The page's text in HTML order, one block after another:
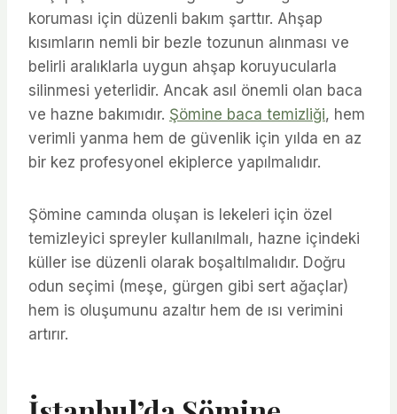
koruması için düzenli bakım şarttır. Ahşap
kısımların nemli bir bezle tozunun alınması ve
belirli aralıklarla uygun ahşap koruyucularla
silinmesi yeterlidir. Ancak asıl önemli olan baca
ve hazne bakımıdır. Şömine baca temizliği, hem
verimli yanma hem de güvenlik için yılda en az
bir kez profesyonel ekiplerce yapılmalıdır.
Şömine camında oluşan is lekeleri için özel
temizleyici spreyler kullanılmalı, hazne içindeki
küller ise düzenli olarak boşaltılmalıdır. Doğru
odun seçimi (meşe, gürgen gibi sert ağaçlar)
hem is oluşumunu azaltır hem de ısı verimini
artırır.